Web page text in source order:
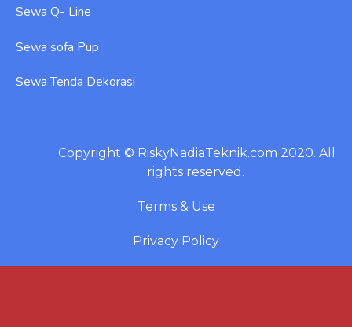
Sewa Q- Line
Sewa sofa Pup
Sewa Tenda Dekorasi
Copyright © RiskyNadiaTeknik.com 2020. All
rights reserved.
Terms & Use
Privacy Policy